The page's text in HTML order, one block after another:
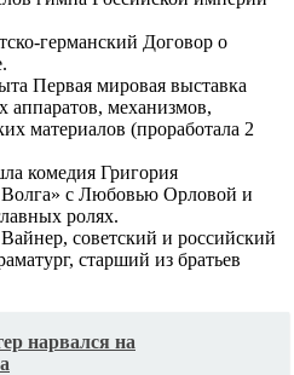
германский Договор о
Первая мировая выставка
механизмов,
материалов (проработала 2
комедия Григория
Волга» с Любовью Орловой и
ролях.
советский и российский
старший из братьев
нарвался на